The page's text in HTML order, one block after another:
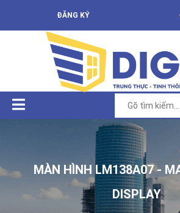
ĐĂNG KÝ
MÀN HÌNH LM138A07 -
DISPLAY